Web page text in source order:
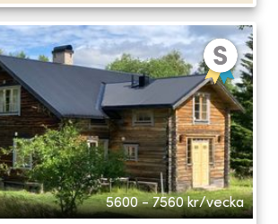
5600 - 7560 kr/vecka